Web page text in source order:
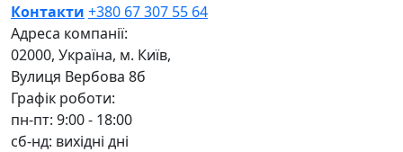
Контакти +380 67 307 55 64
Адреса компанії:
02000, Україна, м. Київ,
Вулиця Вербова 8б
Графік роботи:
пн-пт: 9:00 - 18:00
сб-нд: вихідні дні